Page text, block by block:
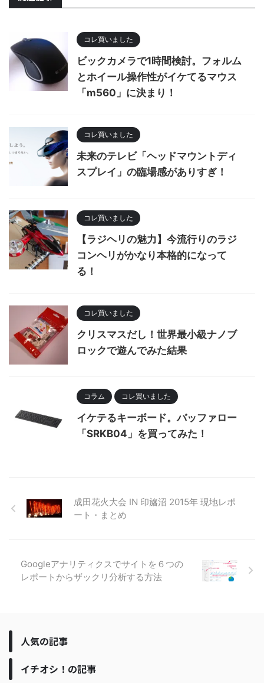
コレ買いました
ビックカメラで1時間検討。フォルム
とホイール操作性がイケてるマウス
「m560」に決まり！
コレ買いました
未来のテレビ「ヘッドマウントディ
スプレイ」の臨場感がありすぎ！
コレ買いました
【ラジヘリの魅力】今流行りのラジ
コンヘリがかなり本格的になって
る！
コレ買いました
クリスマスだし！世界最小級ナノブ
ロックで遊んでみた結果
コラム コレ買いました
イケテるキーボード。バッファロー
「SRKB04」を買ってみた！
成田花火大会 IN 印旛沼 2015年 現地レポ
ート・まとめ
Googleアナリティクスでサイトを６つの
レポートからザックリ分析する方法
人気の記事
イチオシ！の記事